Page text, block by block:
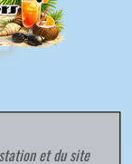
et du site